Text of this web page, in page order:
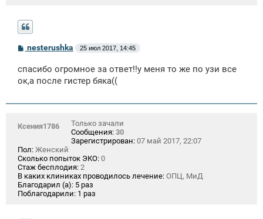
С
б
щ
е
и
nesterushka 25 июл 2017, 14:45
спасибо огромное за ответ!!у меня то же по узи все
ок,а после гистер бяка((
Ксения1786
Только зачали
Сообщения: 30
Зарегистрирован: 07 май 2017, 22:07
Пол: Женский
Сколько попыток ЭКО: 0
Стаж бесплодия: 2
В каких клиниках проводилось лечение: ОПЦ, МиД
Благодарил (а): 5 раз
Поблагодарили: 1 раз